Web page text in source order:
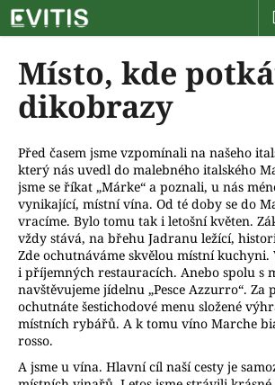
Přejít
na
obsah
Místo, kde
dikobrazy
Před časem jsme vzpomínali na našeho
který nás uvedl do malebného italského
jsme se říkat „Márke“ a poznali, u nás
vynikající, místní vína. Od té doby se do
vracíme. Bylo tomu tak i letošní květen.
vždy stává, na břehu Jadranu ležící,
Zde ochutnáváme skvělou místní kuchyni.
i příjemných restauracích. Anebo spolu s
navštěvujeme jídelnu „Pesce Azzurro“. Za
ochutnáte šestichodové menu složené
místních rybářů. A k tomu víno Marche
rosso.
A jsme u vína. Hlavní cíl naší cesty je
K
o
C
o
p
o
t
ř
e
b
u
j
e
t